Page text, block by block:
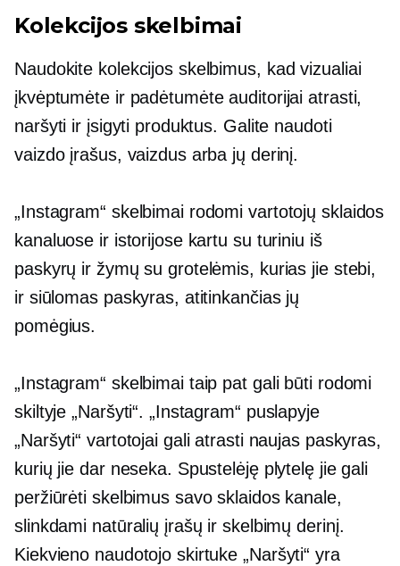
Kolekcijos skelbimai
Naudokite kolekcijos skelbimus, kad vizualiai
įkvėptumėte ir padėtumėte auditorijai atrasti,
naršyti ir įsigyti produktus. Galite naudoti
vaizdo įrašus, vaizdus arba jų derinį.
„Instagram“ skelbimai rodomi vartotojų sklaidos
kanaluose ir istorijose kartu su turiniu iš
paskyrų ir žymų su grotelėmis, kurias jie stebi,
ir siūlomas paskyras, atitinkančias jų
pomėgius.
„Instagram“ skelbimai taip pat gali būti rodomi
skiltyje „Naršyti“. „Instagram“ puslapyje
„Naršyti“ vartotojai gali atrasti naujas paskyras,
kurių jie dar neseka. Spustelėję plytelę jie gali
peržiūrėti skelbimus savo sklaidos kanale,
slinkdami natūralių įrašų ir skelbimų derinį.
Kiekvieno naudotojo skirtuke „Naršyti“ yra